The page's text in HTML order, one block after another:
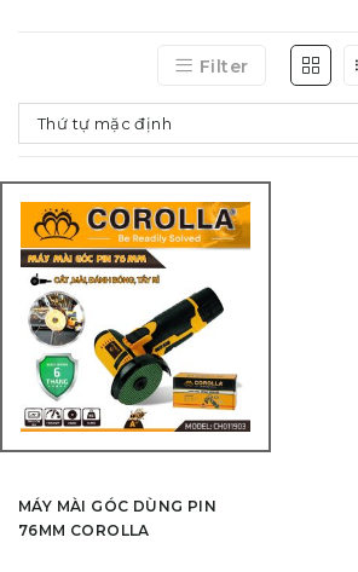
Filter
Thứ tự mặc định
MÁY MÀI GÓC DÙNG PIN
76MM COROLLA